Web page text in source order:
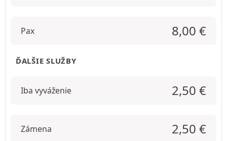
Pax 8,00 €
ĎALŠIE SLUŽBY
Iba vyváženie 2,50 €
Zámena 2,50 €